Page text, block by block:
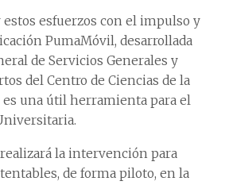
esfuerzos con el impulso y
PumaMóvil, desarrollada
de Servicios Generales y
del Centro de Ciencias de la
es una útil herramienta para el
la intervención para
de forma piloto, en la